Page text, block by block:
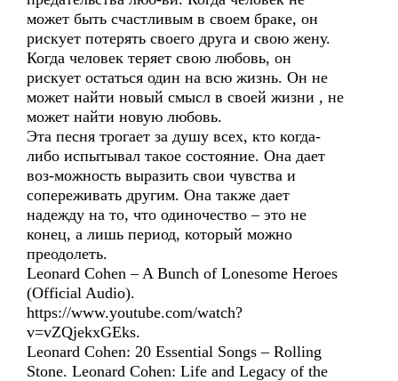
может быть счастливым в своем браке, он
рискует потерять своего друга и свою жену.
Когда человек теряет свою любовь, он
рискует остаться один на всю жизнь. Он не
может найти новый смысл в своей жизни , не
может найти новую любовь.
Эта песня трогает за душу всех, кто когда-
либо испытывал такое состояние. Она дает
воз-можность выразить свои чувства и
сопереживать другим. Она также дает
надежду на то, что одиночество – это не
конец, а лишь период, который можно
преодолеть.
Leonard Cohen – A Bunch of Lonesome Heroes
(Official Audio).
https://www.youtube.com/watch?
v=vZQjekxGEks.
Leonard Cohen: 20 Essential Songs – Rolling
Stone. Leonard Cohen: Life and Legacy of the